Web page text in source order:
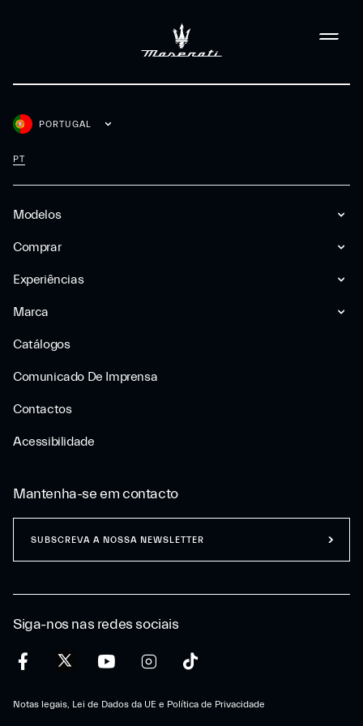
Modelos
Comprar
Experiências
Marca
Catálogos
Comunicado De Imprensa
Contactos
Acessibilidade
PORTUGAL
PT
Siga-nos nas redes sociais
Notas legais, Lei de Dados da UE e Política de Privacidade
Mantenha-se em contacto
SUBSCREVA A NOSSA NEWSLETTER